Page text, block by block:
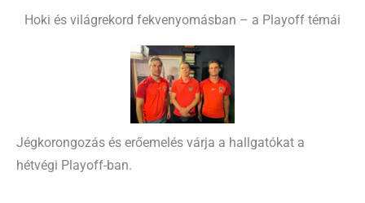
Hoki és világrekord fekvenyomásban – a Playoff témái
Jégkorongozás és erőemelés várja a hallgatókat a
hétvégi Playoff-ban.